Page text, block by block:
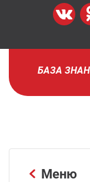
БАЗА
Меню